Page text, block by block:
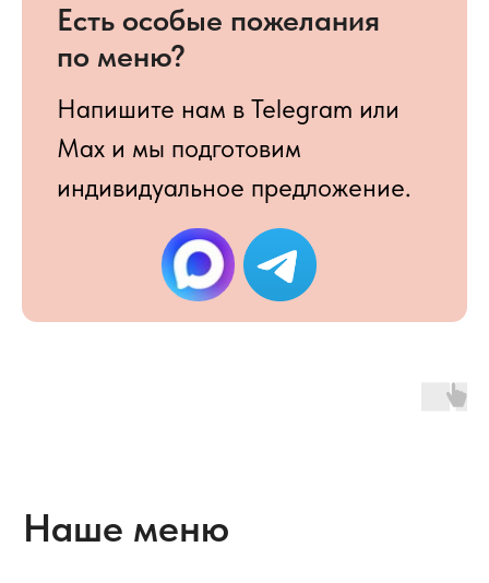
Наше меню
От кофе-брейков и
корпоративов
до уютных семейных
праздников или
подготовим персональное меню